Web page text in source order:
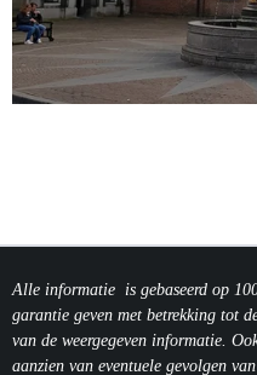
Alle informatie is gebaseerd op
garantie geven met betrekking tot
van de weergegeven informatie.
aanzien van eventuele gevolgen